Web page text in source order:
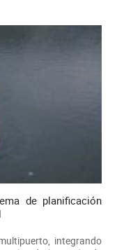
de planificación
integrando